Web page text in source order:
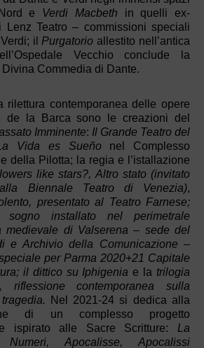
e Verdi Macbeth in quelli ex-
Lenz Teatro – commissioni speciali
il Purgatorio allestito nell’antica
Vecchio conclude la
Commedia di Dante.
rilettura contemporanea delle opere
de la Barca sono le creazioni del
Imminente: Il Grande Teatro del
Vida es Sueño nel Complesso
della Pilotta; la regia e l’istallazione
like stars?, Altro stato (invitato
Biennale Teatro di Venezia),
presentato al Teatro Farnese;
installato nel perimetrale
medievale di Valserena – sede del
e Archivio della Comunicazione –
per Parma 2020+21 Capitale
il dittico su Iphigenia e la trilogia
riflessione contemporanea sulla
Nel 2021-24 si dedica alla
di un complesso progetto
ispirato alle Sacre Scritture: La
Numeri, Apocalisse, Apocalissi